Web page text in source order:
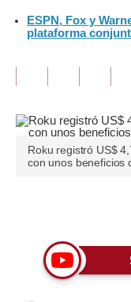
Plus G
Opinión
Pregunta de hoy
Blogs
Viajes
ESPN, Fox y
plataforma
Roku registró US$
con unos beneficios